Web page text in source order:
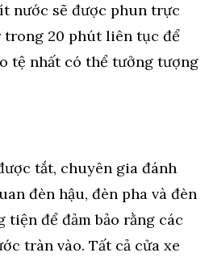
nước sẽ được phun trực
trong 20 phút liên tục để
tệ nhất có thể tưởng tượng
tắt, chuyên gia đánh
đèn hậu, đèn pha và đèn
tiện để đảm bảo rằng các
tràn vào. Tất cả cửa xe